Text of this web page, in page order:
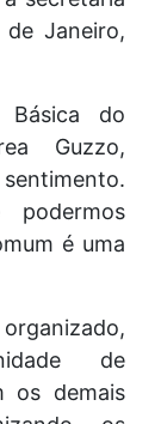
Janeiro,
Básica do
Guzzo,
é uma
de
os demais